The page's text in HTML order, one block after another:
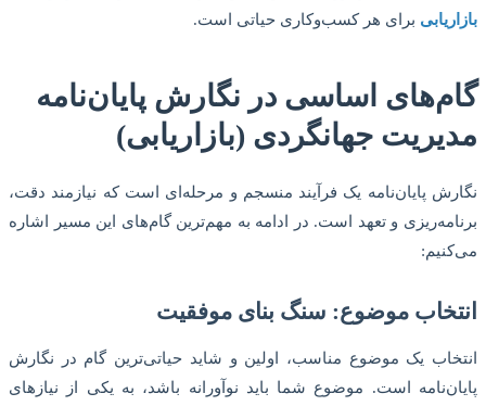
بازاریابی برای هر کسب‌وکاری حیاتی است.
گام‌های اساسی در نگارش پایان‌نامه
مدیریت جهانگردی (بازاریابی)
نگارش پایان‌نامه یک فرآیند منسجم و مرحله‌ای است که نیازمند دقت،
برنامه‌ریزی و تعهد است. در ادامه به مهم‌ترین گام‌های این مسیر اشاره
می‌کنیم:
انتخاب موضوع: سنگ بنای موفقیت
انتخاب یک موضوع مناسب، اولین و شاید حیاتی‌ترین گام در نگارش
پایان‌نامه است. موضوع شما باید نوآورانه باشد، به یکی از نیازهای